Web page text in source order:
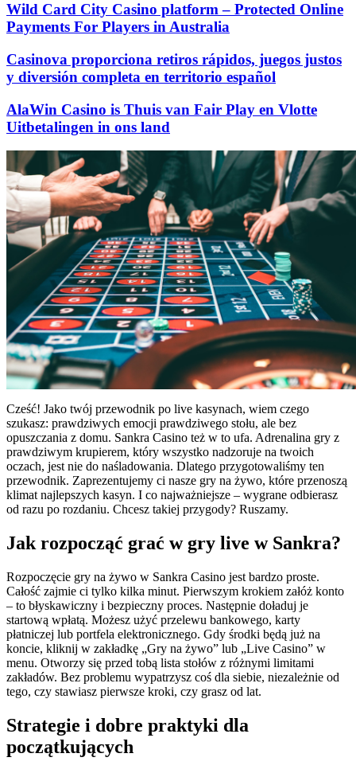
Wild Card City Casino platform – Protected Online
Payments For Players in Australia
Casinova proporciona retiros rápidos, juegos justos
y diversión completa en territorio español
AlaWin Casino is Thuis van Fair Play en Vlotte
Uitbetalingen in ons land
Cześć! Jako twój przewodnik po live kasynach, wiem czego
szukasz: prawdziwych emocji prawdziwego stołu, ale bez
opuszczania z domu. Sankra Casino też w to ufa. Adrenalina gry z
prawdziwym krupierem, który wszystko nadzoruje na twoich
oczach, jest nie do naśladowania. Dlatego przygotowaliśmy ten
przewodnik. Zaprezentujemy ci nasze gry na żywo, które przenoszą
klimat najlepszych kasyn. I co najważniejsze – wygrane odbierasz
od razu po rozdaniu. Chcesz takiej przygody? Ruszamy.
Jak rozpocząć grać w gry live w Sankra?
Rozpoczęcie gry na żywo w Sankra Casino jest bardzo proste.
Całość zajmie ci tylko kilka minut. Pierwszym krokiem załóż konto
– to błyskawiczny i bezpieczny proces. Następnie doładuj je
startową wpłatą. Możesz użyć przelewu bankowego, karty
płatniczej lub portfela elektronicznego. Gdy środki będą już na
koncie, kliknij w zakładkę „Gry na żywo” lub „Live Casino” w
menu. Otworzy się przed tobą lista stołów z różnymi limitami
zakładów. Bez problemu wypatrzysz coś dla siebie, niezależnie od
tego, czy stawiasz pierwsze kroki, czy grasz od lat.
Strategie i dobre praktyki dla
początkujących